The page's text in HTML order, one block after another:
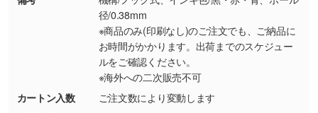
・持っているデータの背景が足りない／塗り足
しの作り方が分からない
印刷したいデータが印刷範囲よりも小さい場
合、シンプルな色・柄の背景であれば拡張が可
詳しく見る
径/0.38mm
※商品のみ(印刷なし)のご注文でも、ご納品に
お時間がかかります。出荷までのスケジュー
ルをご確認ください。
※海外への二次販売不可
カートン入数
ご注文数により変動します